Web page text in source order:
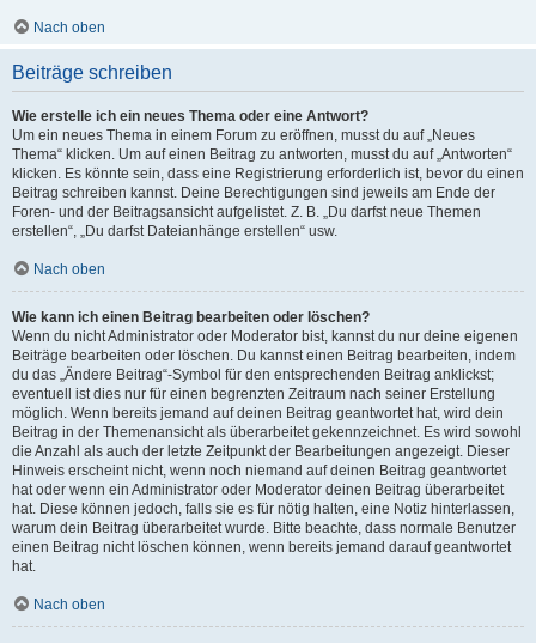
Nach oben
Beiträge schreiben
Wie erstelle ich ein neues Thema oder eine Antwort?
Um ein neues Thema in einem Forum zu eröffnen, musst du auf „Neues
Thema“ klicken. Um auf einen Beitrag zu antworten, musst du auf „Antworten“
klicken. Es könnte sein, dass eine Registrierung erforderlich ist, bevor du einen
Beitrag schreiben kannst. Deine Berechtigungen sind jeweils am Ende der
Foren- und der Beitragsansicht aufgelistet. Z. B. „Du darfst neue Themen
erstellen“, „Du darfst Dateianhänge erstellen“ usw.
Nach oben
Wie kann ich einen Beitrag bearbeiten oder löschen?
Wenn du nicht Administrator oder Moderator bist, kannst du nur deine eigenen
Beiträge bearbeiten oder löschen. Du kannst einen Beitrag bearbeiten, indem
du das „Ändere Beitrag“-Symbol für den entsprechenden Beitrag anklickst;
eventuell ist dies nur für einen begrenzten Zeitraum nach seiner Erstellung
möglich. Wenn bereits jemand auf deinen Beitrag geantwortet hat, wird dein
Beitrag in der Themenansicht als überarbeitet gekennzeichnet. Es wird sowohl
die Anzahl als auch der letzte Zeitpunkt der Bearbeitungen angezeigt. Dieser
Hinweis erscheint nicht, wenn noch niemand auf deinen Beitrag geantwortet
hat oder wenn ein Administrator oder Moderator deinen Beitrag überarbeitet
hat. Diese können jedoch, falls sie es für nötig halten, eine Notiz hinterlassen,
warum dein Beitrag überarbeitet wurde. Bitte beachte, dass normale Benutzer
einen Beitrag nicht löschen können, wenn bereits jemand darauf geantwortet
hat.
Nach oben